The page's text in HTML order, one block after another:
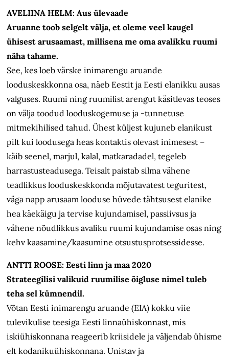
AVELIINA HELM: Aus ülevaade
Aruanne toob selgelt välja, et oleme veel kaugel
ühisest arusaamast, millisena me oma avalikku ruumi
näha tahame.
See, kes loeb värske inimarengu aruande
looduskeskkonna osa, näeb Eestit ja Eesti elanikku ausas
valguses. Ruumi ning ruumilist arengut käsitlevas teoses
on välja toodud looduskogemuse ja -tunnetuse
mitmekihilised tahud. Ühest küljest kujuneb elanikust
pilt kui loodusega heas kontaktis olevast inimesest –
käib seenel, marjul, kalal, matkaradadel, tegeleb
harrastusteadusega. Teisalt paistab silma vähene
teadlikkus looduskeskkonda mõjutavatest teguritest,
väga napp arusaam looduse hüvede tähtsusest elanike
hea käekäigu ja tervise kujundamisel, passiivsus ja
vähene nõudlikkus avaliku ruumi kujundamise osas ning
kehv kaasamine/kaasumine otsustusprotsessidesse.
ANTTI ROOSE: Eesti linn ja maa 2020
Strateegilisi valikuid ruumilise õigluse nimel tuleb
teha sel kümnendil.
Võtan Eesti inimarengu aruande (EIA) kokku viie
tulevikulise teesiga Eesti linnaühiskonnast, mis
iskiühiskonnana reageerib kriisidele ja väljendab ühisme
elt kodanikuühiskonnana. Unistav ja